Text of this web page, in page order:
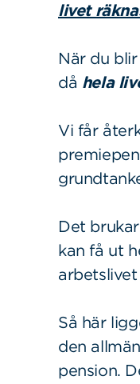
livet
När du
då hela
Vi får
Det
kan få ut
Så här
den
pension.